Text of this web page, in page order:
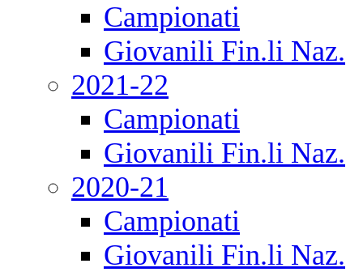
Campionati
Giovanili Fin.li Naz.
2021-22
Campionati
Giovanili Fin.li Naz.
2020-21
Campionati
Giovanili Fin.li Naz.